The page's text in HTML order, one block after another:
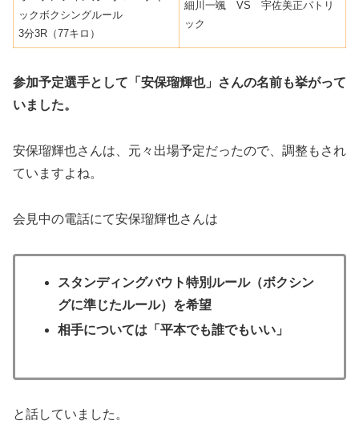
ックボクシングルール
3分3R（77キロ）
細川一颯 VS 宇佐美正パトリ
ック
参加予定選手として「安保瑠輝也」さんの名前も挙がって
いました。
安保瑠輝也さんは、元々出場予定だったので、調整もされ
ていますよね。
会見中の電話にて安保瑠輝也さんは
スタンディングバウト特別ルール（ボクシン
グに準じたルール）を希望
相手については「平本でも誰でもいい」
と話していました。